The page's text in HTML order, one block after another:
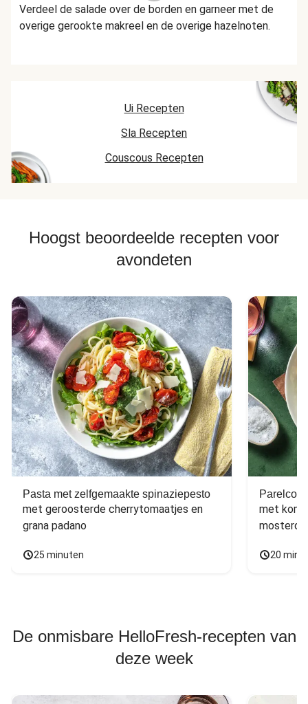
Verdeel de salade over de borden en garneer met de
overige gerookte makreel en de overige hazelnoten.
Ui Recepten
Sla Recepten
Couscous Recepten
Hoogst beoordeelde recepten voor
avondeten
Pasta met zelfgemaakte spinaziepesto
met geroosterde cherrytomaatjes en
grana padano
25 minuten
met
20
De onmisbare HelloFresh-recepten van
deze week